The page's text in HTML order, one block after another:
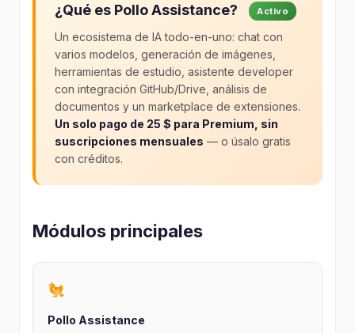
¿Qué es Pollo Assistance? Activo
Un ecosistema de IA todo-en-uno: chat con
varios modelos, generación de imágenes,
herramientas de estudio, asistente developer
con integración GitHub/Drive, análisis de
documentos y un marketplace de extensiones.
Un solo pago de 25 $ para Premium, sin
suscripciones mensuales — o úsalo gratis
con créditos.
Módulos principales
🐔
Pollo Assistance